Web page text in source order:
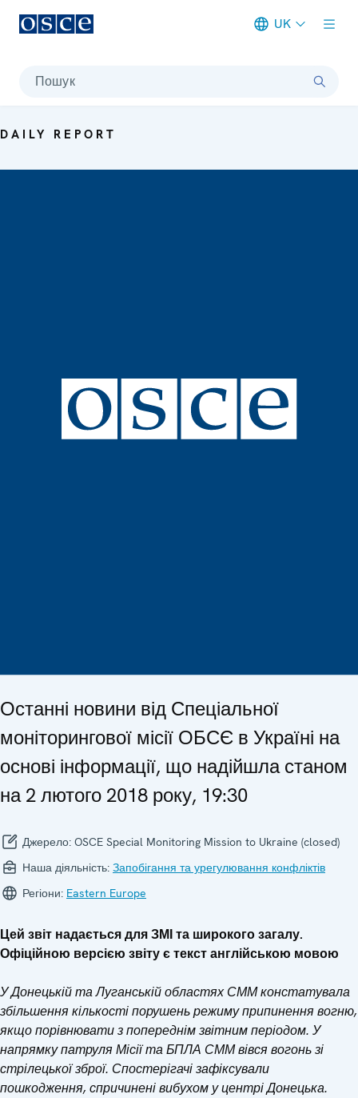
UK
Пошук
DAILY REPORT
Останні новини від Спеціальної
моніторингової місії ОБСЄ в Україні на
основі інформації, що надійшла станом
на 2 лютого 2018 року, 19:30
Джерело: OSCE Special Monitoring Mission to Ukraine (closed)
Наша діяльність: Запобігання та урегулювання конфліктів
Регіони: Eastern Europe
Цей звіт надається для ЗМІ та широкого загалу.
Офіційною версією звіту є текст англійською мовою
У Донецькій та Луганській областях СММ констатувала
збільшення кількості порушень режиму припинення вогню,
якщо порівнювати з попереднім звітним періодом. У
напрямку патруля Місії та БПЛА СММ вівся вогонь зі
стрілецької зброї. Спостерігачі зафіксували
пошкодження, спричинені вибухом у центрі Донецька.